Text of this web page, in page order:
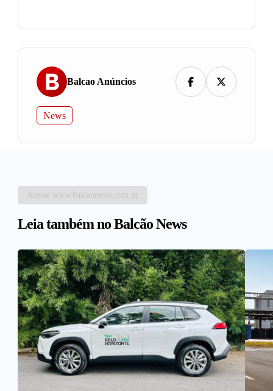
Balcao Anúncios
News
Acesse www.balcaonews.com.br
Leia também no Balcão News